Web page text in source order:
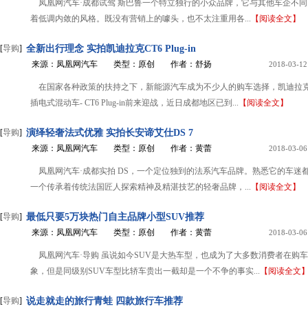
凤凰网汽车·成都试驾 斯巴鲁一个特立独行的小众品牌，它与其他车企不
着低调内敛的风格。既没有营销上的噱头，也不太注重用各... 【阅读全文】
[导购] 全新出行理念 实拍凯迪拉克CT6 Plug-in
来源：凤凰网汽车 类型：原创 作者：舒扬 2018-03-12
在国家各种政策的扶持之下，新能源汽车成为不少人的购车选择，凯迪拉
插电式混动车- CT6 Plug-in前来迎战，近日成都地区已到... 【阅读全文】
[导购] 演绎轻奢法式优雅 实拍长安谛艾仕DS 7
来源：凤凰网汽车 类型：原创 作者：黄蕾 2018-03-06
凤凰网汽车·成都实拍 DS，一个定位独到的法系汽车品牌。熟悉它的车迷
一个传承着传统法国匠人探索精神及精湛技艺的轻奢品牌，... 【阅读全文】
[导购] 最低只要5万块热门自主品牌小型SUV推荐
来源：凤凰网汽车 类型：原创 作者：黄蕾 2018-03-06
凤凰网汽车·导购 虽说如今SUV是大热车型，也成为了大多数消费者在购
象，但是同级别SUV车型比轿车贵出一截却是一个不争的事实... 【阅读全文
[导购] 说走就走的旅行青蛙 四款旅行车推荐